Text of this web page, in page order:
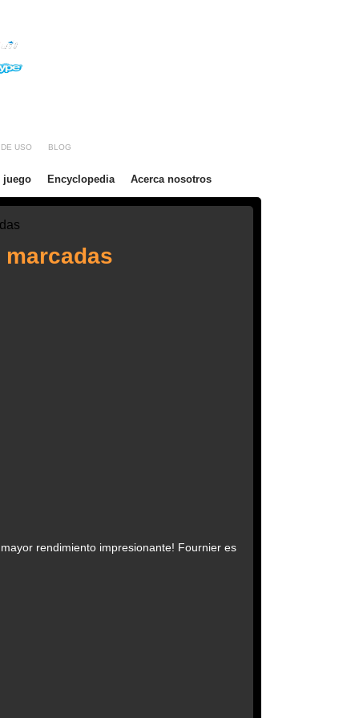
USO BLOG
juego Encyclopedia Acerca nosotros
marcadas
rendimiento impresionante! Fournier es